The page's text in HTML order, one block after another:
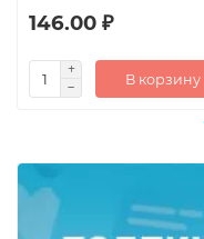
146.00 ₽
В корзину